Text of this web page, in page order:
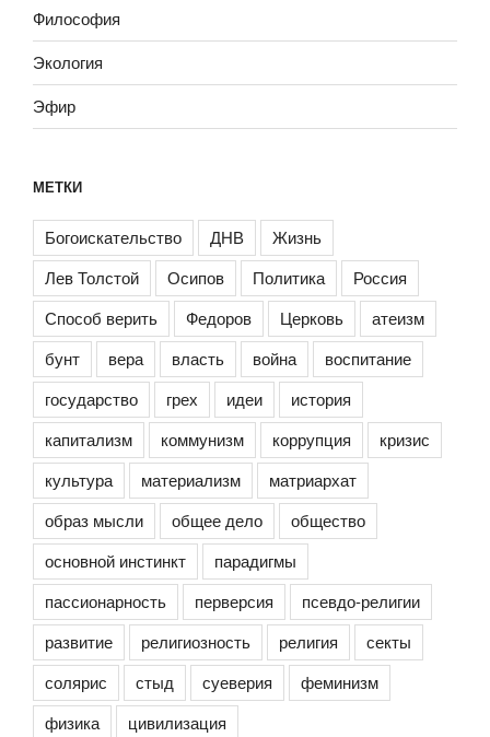
Философия
Экология
Эфир
МЕТКИ
Богоискательство ДНВ
Жизнь
Лев Толстой
Осипов Политика
Россия
Способ верить
Федоров Церковь
атеизм
бунт
вера власть война
воспитание
государство
грех идеи
история
капитализм
коммунизм коррупция
кризис
культура
материализм
матриархат
образ мысли
общее дело
общество
основной инстинкт
парадигмы
пассионарность
перверсия
псевдо-религии
развитие
религиозность религия
секты
солярис
стыд суеверия
феминизм
физика
цивилизация